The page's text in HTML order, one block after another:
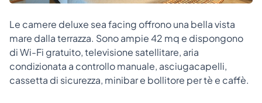
Le camere deluxe sea facing offrono una bella vista
mare dalla terrazza. Sono ampie 42 mq e dispongono
di Wi-Fi gratuito, televisione satellitare, aria
condizionata a controllo manuale, asciugacapelli,
cassetta di sicurezza, minibar e bollitore per tè e caffè.